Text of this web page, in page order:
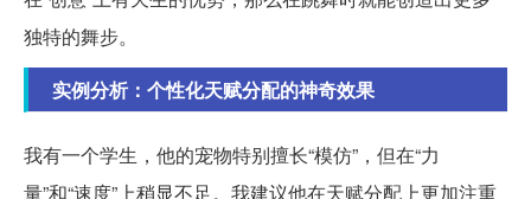
独特的舞步。
实例分析：个性化天赋分配的神奇效果
我有一个学生，他的宠物特别擅长“模仿”，但在“力
量”和“速度”上稍显不足。我建议他在天赋分配上更加注重